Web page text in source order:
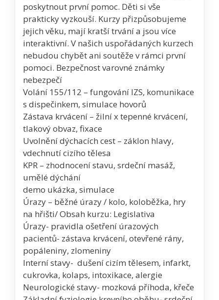
poskytnout první pomoc. Děti si vše
prakticky vyzkouší. Kurzy přizpůsobujeme
jejich věku, mají kratší trvání a jsou více
interaktivní. V našich uspořádaných kurzech
nebudou chybět ani soutěže v rámci první
pomoci. Bezpečnost varovné známky
nebezpečí
Volání 155/112 – fungování IZS, komunikace
s dispečinkem, simulace hovorů
Zástava krvácení – žilní x tepenné krvácení,
tlakový obvaz, fixace
Uvolnění dýchacích cest – záklon hlavy,
vdechnutí cizího tělesa
KPR – zhodnocení stavu, srdeční masáž,
umělé dýchání
demo ukázka, simulace
Úrazy – běžné úrazy / kolo, koloběžka, hry
na hřišti/ Obsah kurzu: Legislativa
Úrazy- pravidla ošetření úrazových
pacientů- zástava krvácení, otevřené rány,
popáleniny, zlomeniny
Interní stavy- dušení cizím tělesem, infarkt,
cukrovka, kolaps, intoxikace, alergie
Neurologické stavy- mozková příhoda, křeče